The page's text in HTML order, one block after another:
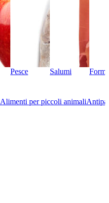
Pesce Salumi
Alimenti per piccoli animali